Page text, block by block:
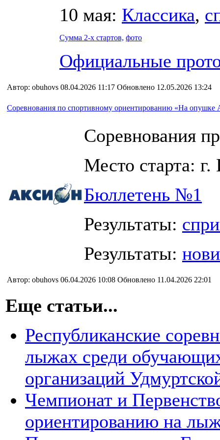
10 мая: Классика,
Сумма 2-х стартов, фото
Официальные
Автор: obuhovs 08.04.2026 11:17 Обновлено 12.05.2026 13:24
Соревнования по спортивному ориентированию «На опушке
Соревнования
Место старта:
Бюллетень №1
Результаты:
Результаты:
Автор: obuhovs 06.04.2026 10:08 Обновлено 11.04.2026 22:01
Еще статьи...
Республиканские
лыжах среди
организаций
Чемпионат и
ориентированию на